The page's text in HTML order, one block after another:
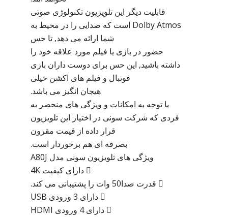
قابلیت دیگر این تلویزیون تکنولوژی صوتی
Dolby Atmos است که صدایی را در محیط به
شما ارائه می دهد, تا حس
حضور در بازی یا فیلم مورد علاقه خود را
داشته باشید, این حس برای دوست داران بازی
فوتبال و فیلم های اکشن خیلی
هیجان انگیز می باشد.
با توجه به امکانات و ویژگی های منحصر به
فردی که شرکت سونی در اختیار این تلویزیون
قرار داده از قیمت مقرون
بصرفه ای هم برخوردار است.
ویژگی های تلویزیون سونی مدل A80J
 دارای کیفیت 4K
 قدرت صدا50 وات را پشتیبانی می کند.
 دارای 3 ورودی USB
 دارای 4 ورودی HDMI